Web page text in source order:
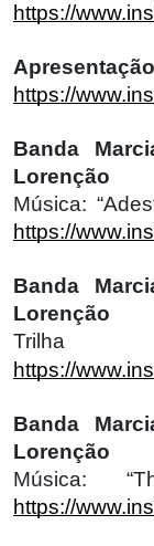
https://
https://
Banda
Lorenção
Música:
https://
Banda
Lorenção
Trilha
https://
Banda
Lorenção
Música:
https://